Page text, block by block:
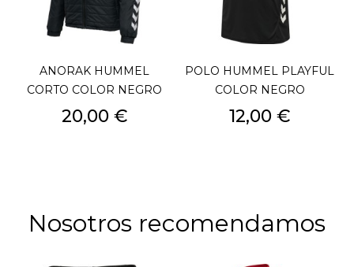
ANORAK HUMMEL
CORTO COLOR NEGRO
Precio
20,00 €
POLO HUMMEL PLAYFUL
COLOR NEGRO
Precio
12,00 €
Nosotros recomendamos